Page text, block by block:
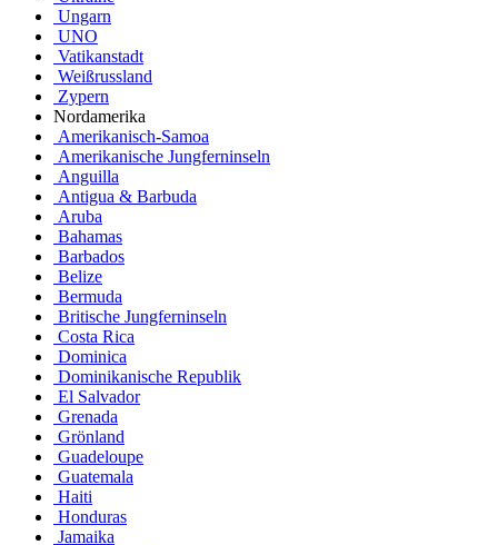
Ungarn
UNO
Vatikanstadt
Weißrussland
Zypern
Nordamerika
Amerikanisch-Samoa
Amerikanische Jungferninseln
Anguilla
Antigua & Barbuda
Aruba
Bahamas
Barbados
Belize
Bermuda
Britische Jungferninseln
Costa Rica
Dominica
Dominikanische Republik
El Salvador
Grenada
Grönland
Guadeloupe
Guatemala
Haiti
Honduras
Jamaika